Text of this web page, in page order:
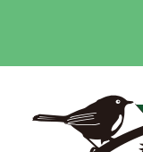
content